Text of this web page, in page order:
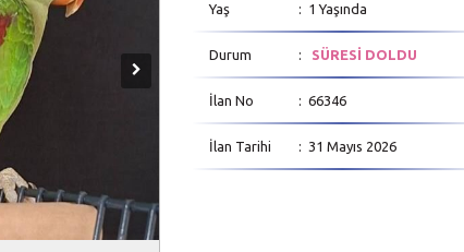
Yaş : 1 Yaşında
Durum : SÜRESİ DOLDU
İlan No : 66346
İlan Tarihi : 31 Mayıs 2026